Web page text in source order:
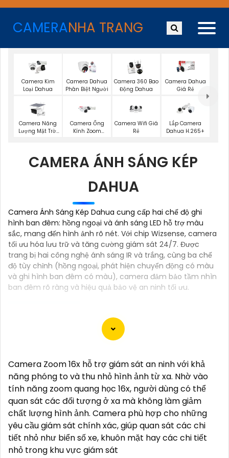
CAMERANHA TRANG
Camera Kim
Loại Dahua
Camera Dahua
Phân Biệt Người
Camera 360 Bao
Động Dahua
Camera Dahua
Giá Rẻ
Camera Năng
Lượng Mặt Trời
Camera Ống
Kính Zoom
Camera Wifi Giá
Rẻ
Lắp Camera
Dahua H.265+
CAMERA ÁNH SÁNG KÉP
DAHUA
Camera Ánh Sáng Kép Dahua cung cấp hai chế độ ghi
hình ban đêm: hồng ngoại và ánh sáng LED hỗ trợ màu
sắc, mang đến hình ảnh rõ nét. Với chip Wizsense, camera
tối ưu hóa lưu trữ và tăng cường giám sát 24/7. Được
trang bị hai công nghệ ánh sáng IR và trắng, cùng ba chế
độ tùy chỉnh (hồng ngoại, phát hiện chuyển động có màu
và ghi hình ban đêm có màu), camera đảm bảo tầm nhìn
ban đêm rõ ràng và hiệu quả bảo vệ an ninh tối ưu.
Camera Xoay 360 Trong Nhà Chuyên nghiệp là sự
năng quay xung quanh 360 độ, camera này giúp bao
quát toàn bộ không gian trong nhà một cách chi tiết
và rõ ràng. Thiết bị này cung cấp hình ảnh chất
lượng cao và hỗ trợ theo dõi và ghi lại mọi hoạt động
xảy ra trong nhà đến từng góc khuất.
Camera Xoay 360 Trong Nhà Chuyên nghiệp được
thiết kế để đáp ứng nhu cầu an ninh và giám sát hiệu
quả cho dự án của bạn. Khả năng điều chỉnh góc
Camera Zoom 16x hỗ trợ giám sát an ninh với khả
năng phóng to và thu nhỏ hình ảnh từ xa. Nhờ vào
tính năng zoom quang học 16x, người dùng có thể
quan sát các đối tượng ở xa mà không làm giảm
chất lượng hình ảnh. Camera phù hợp cho những
yêu cầu giám sát chính xác, giúp quan sát các chi
tiết nhỏ như biển số xe, khuôn mặt hay các chi tiết
nhỏ trong khu vực giám sát